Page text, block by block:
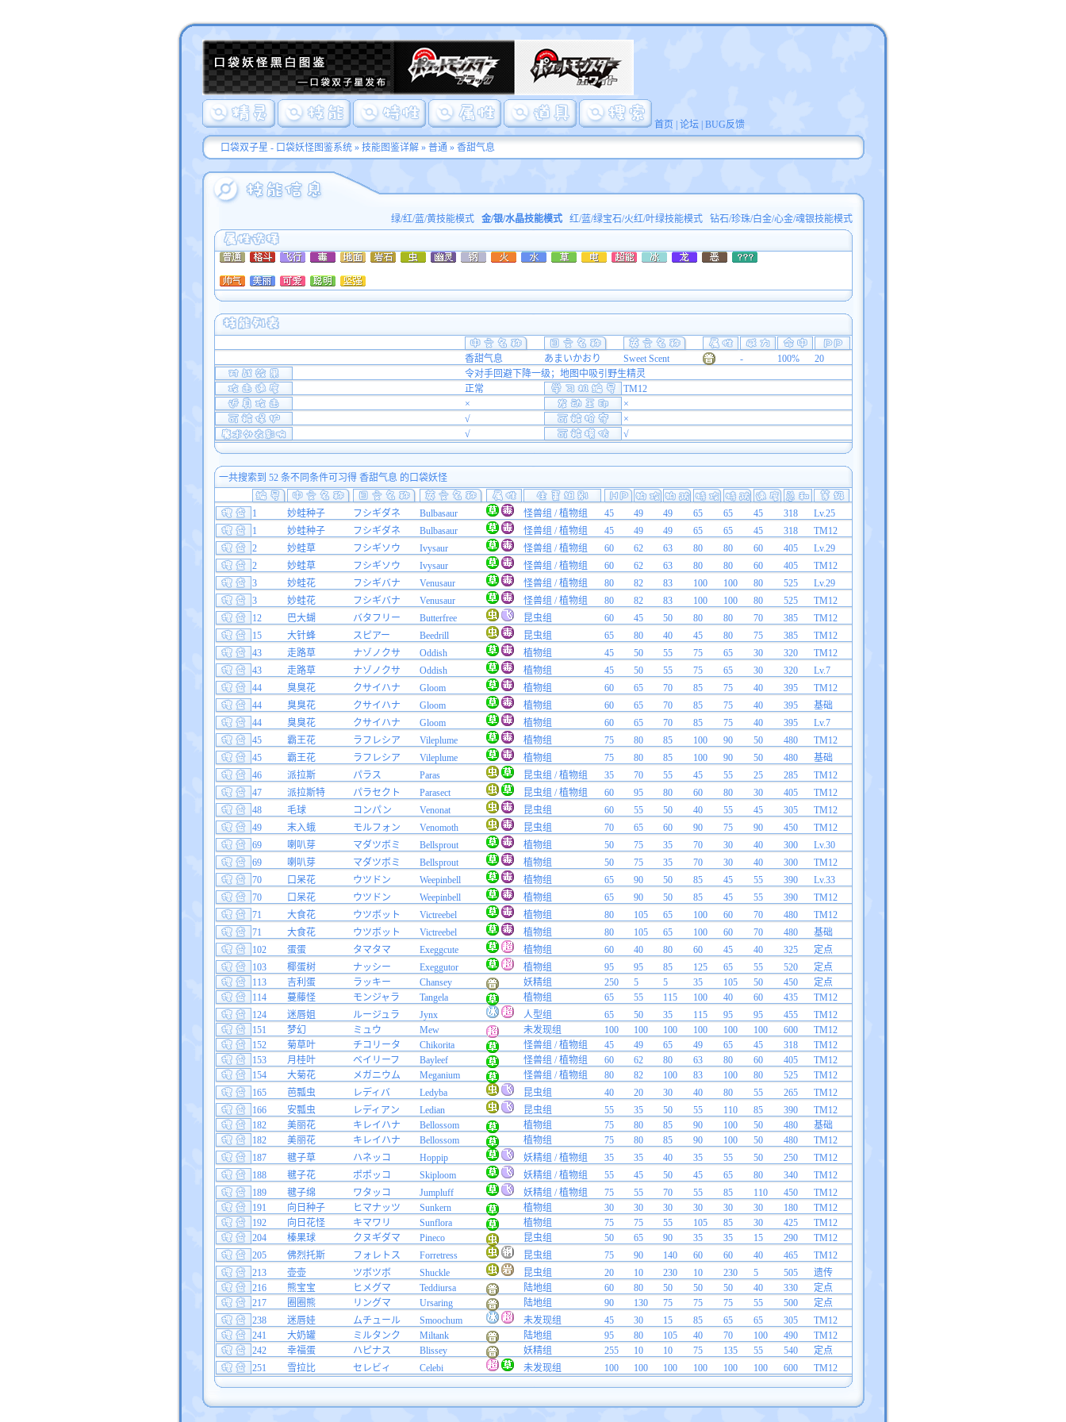
首页 论坛| BUG反馈
口袋双子星 - 口袋妖怪图鉴系统» 技能图鉴详解» 普通» 香甜气息
绿/红/蓝/黄技能模式 金/银/水晶技能模式 红/蓝/绿宝石/火红/叶绿技能模式 钻石/珍珠/白金/心金/魂银技能模式
香甜气息 あまいかおり Sweet Scent - 100%
20
令对手回避下降一级；地图中吸引野生精灵
正常
TM12
×
×
√
×
√
√
一共搜索到 52 条不同条件可习得 香甜气息 的口袋妖怪
1 妙蛙种子 フシギダネ Bulbasaur 怪兽组 / 植物组 45 49 49 65 65 45 318
Lv.25
1
妙蛙种子 フシギダネ Bulbasaur 怪兽组 / 植物组 45 49 49 65 65 45 318
TM12
2
妙蛙草 フシギソウ Ivysaur 怪兽组 / 植物组 60 62 63 80 80 60 405
Lv.29
2
妙蛙草 フシギソウ Ivysaur 怪兽组 / 植物组 60 62 63 80 80 60 405
TM12
3
妙蛙花 フシギバナ Venusaur 怪兽组 / 植物组 80 82 83 100 100 80 525
Lv.29
3
妙蛙花 フシギバナ Venusaur 怪兽组 / 植物组 80 82 83 100 100 80 525
TM12
12
巴大蝴 バタフリー Butterfree 昆虫组 60 45 50 80 80 70 385
TM12
15
大针蜂 スピアー Beedrill 昆虫组 65 80 40 45 80 75 385
TM12
43
走路草 ナゾノクサ Oddish 植物组 45 50 55 75 65 30 320
TM12
43
走路草 ナゾノクサ Oddish 植物组 45 50 55 75 65 30 320
Lv.7
44
臭臭花 クサイハナ Gloom 植物组 60 65 70 85 75 40 395
TM12
44
臭臭花 クサイハナ Gloom 植物组 60 65 70 85 75 40 395
基础
44
臭臭花 クサイハナ Gloom 植物组 60 65 70 85 75 40 395
Lv.7
45
霸王花 ラフレシア Vileplume 植物组 75 80 85 100 90 50 480
TM12
45
霸王花 ラフレシア Vileplume 植物组 75 80 85 100 90 50 480
基础
46
派拉斯 パラス Paras 昆虫组 / 植物组 35 70 55 45 55 25 285
TM12
47
派拉斯特 パラセクト Parasect 昆虫组 / 植物组 60 95 80 60 80 30 405
TM12
48
毛球 コンパン Venonat 昆虫组 60 55 50 40 55 45 305
TM12
49
末入蛾 モルフォン Venomoth 昆虫组 70 65 60 90 75 90 450
TM12
69
喇叭芽 マダツボミ Bellsprout 植物组 50 75 35 70 30 40 300
Lv.30
69
喇叭芽 マダツボミ Bellsprout 植物组 50 75 35 70 30 40 300
TM12
70
口呆花 ウツドン Weepinbell 植物组 65 90 50 85 45 55 390
Lv.33
70
口呆花 ウツドン Weepinbell 植物组 65 90 50 85 45 55 390
TM12
71
大食花 ウツボット Victreebel 植物组 80 105 65 100 60 70 480
TM12
71
大食花 ウツボット Victreebel 植物组 80 105 65 100 60 70 480
基础
102
蛋蛋 タマタマ Exeggcute 植物组 60 40 80 60 45 40 325
定点
103
椰蛋树 ナッシー Exeggutor 植物组 95 95 85 125 65 55 520
定点
113
吉利蛋 ラッキー Chansey 妖精组 250 5 5 35 105 50 450
定点
114
蔓藤怪 モンジャラ Tangela 植物组 65 55 115 100 40 60 435
TM12
124
迷唇姐 ルージュラ Jynx 人型组 65 50 35 115 95 95 455
TM12
151
梦幻 ミュウ Mew 未发现组 100 100 100 100 100 100 600
TM12
152
菊草叶 チコリータ Chikorita 怪兽组 / 植物组 45 49 65 49 65 45 318
TM12
153
月桂叶 ベイリーフ Bayleef 怪兽组 / 植物组 60 62 80 63 80 60 405
TM12
154
大菊花 メガニウム Meganium 怪兽组 / 植物组 80 82 100 83 100 80 525
TM12
165
芭瓢虫 レディバ Ledyba 昆虫组 40 20 30 40 80 55 265
TM12
166
安瓢虫 レディアン Ledian 昆虫组 55 35 50 55 110 85 390
TM12
182
美丽花 キレイハナ Bellossom 植物组 75 80 85 90 100 50 480
基础
182
美丽花 キレイハナ Bellossom 植物组 75 80 85 90 100 50 480
TM12
187
毽子草 ハネッコ Hoppip 妖精组 / 植物组 35 35 40 35 55 50 250
TM12
188
毽子花 ポポッコ Skiploom 妖精组 / 植物组 55 45 50 45 65 80 340
TM12
189
毽子绵 ワタッコ Jumpluff 妖精组 / 植物组 75 55 70 55 85 110 450
TM12
191
向日种子 ヒマナッツ Sunkern 植物组 30 30 30 30 30 30 180
TM12
192
向日花怪 キマワリ Sunflora 植物组 75 75 55 105 85 30 425
TM12
204
榛果球 クヌギダマ Pineco 昆虫组 50 65 90 35 35 15 290
TM12
205
佛烈托斯 フォレトス Forretress 昆虫组 75 90 140 60 60 40 465
TM12
213
壶壶 ツボツボ Shuckle 昆虫组 20 10 230 10 230 5 505
遗传
216
熊宝宝 ヒメグマ Teddiursa 陆地组 60 80 50 50 50 40 330
定点
217
圈圈熊 リングマ Ursaring 陆地组 90 130 75 75 75 55 500
定点
238
迷唇娃 ムチュール Smoochum 未发现组 45 30 15 85 65 65 305
TM12
241
大奶罐 ミルタンク Miltank 陆地组 95 80 105 40 70 100 490
TM12
242
幸福蛋 ハピナス Blissey 妖精组 255 10 10 75 135 55 540
定点
251
雪拉比 セレビィ Celebi 未发现组 100 100 100 100 100 100 600 TM12